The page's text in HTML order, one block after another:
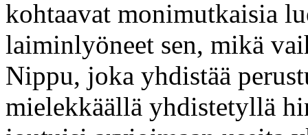
kohtaavat monimutkaisia
laiminlyöneet sen, mikä
Nippu, joka yhdistää
mielekkäällä yhdistetyllä